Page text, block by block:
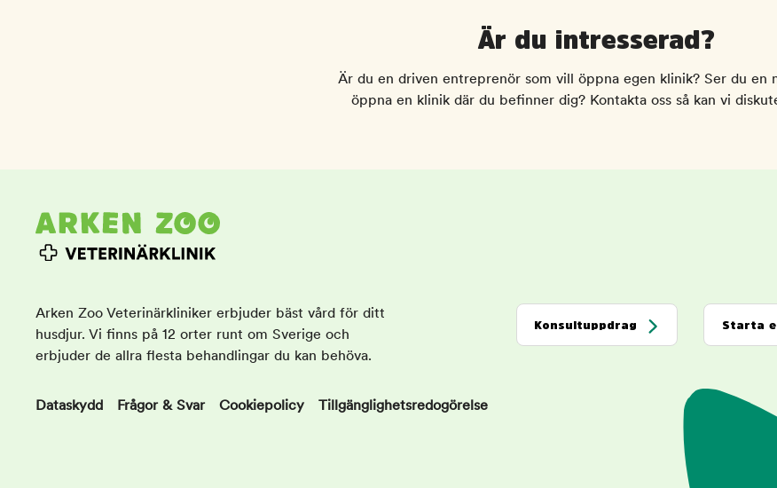
Är du intresserad?
Är du en driven entreprenör som vill öppna egen klinik? Ser du en
öppna en klinik där du befinner dig? Kontakta oss så kan vi
Arken Zoo Veterinärkliniker erbjuder bäst vård för ditt
husdjur. Vi finns på 12 orter runt om Sverige och
erbjuder de allra flesta behandlingar du kan behöva.
Konsultuppdrag Starta
Dataskydd Frågor & Svar Cookiepolicy Tillgänglighetsredogörelse